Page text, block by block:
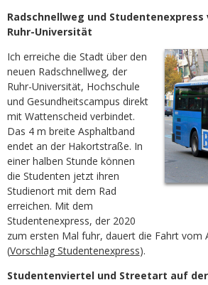
Radschnellweg und
Ruhr-Universität
Ich erreiche die Stadt über den
neuen Radschnellweg, der
Ruhr-Universität, Hochschule
und Gesundheitscampus direkt
mit Wattenscheid verbindet.
Das 4 m breite Asphaltband
endet an der Hakortstraße. In
einer halben Stunde können
die Studenten jetzt ihren
Studienort mit dem Rad
erreichen. Mit dem
Studentenexpress, der 2020
zum ersten Mal fuhr, dauert die Fahrt vom
(Vorschlag Studentenexpress).
Studentenviertel und Streetart auf